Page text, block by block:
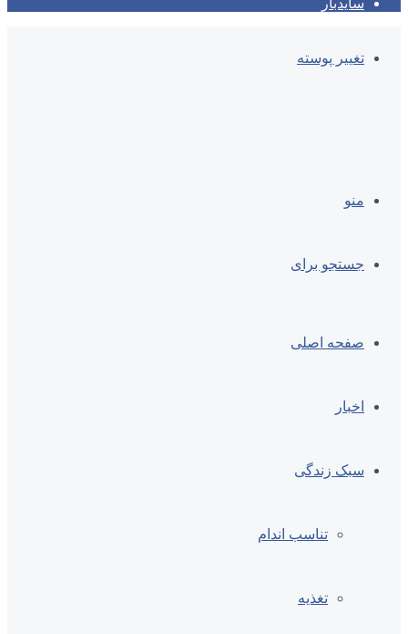
سایدبار
تغییر پوسته
منو
جستجو برای
صفحه اصلی
اخبار
سبک زندگی
تناسب اندام
تغذیه